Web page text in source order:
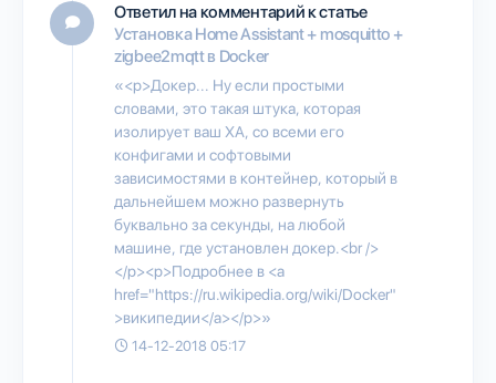
Ответил на комментарий к статье
Установка Home Assistant + mosquitto +
zigbee2mqtt в Docker
«<p>Докер... Ну если простыми
словами, это такая штука, которая
изолирует ваш ХА, со всеми его
конфигами и софтовыми
зависимостями в контейнер, который в
дальнейшем можно развернуть
буквально за секунды, на любой
машине, где установлен докер.<br />
</p><p>Подробнее в <a
href="https://ru.wikipedia.org/wiki/Docker"
>википедии</a></p>»
14-12-2018 05:17